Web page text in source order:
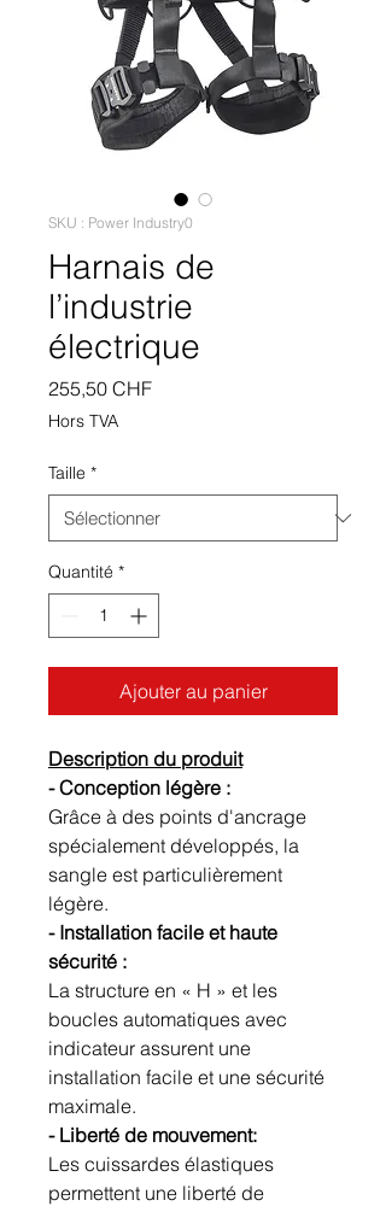
SKU : Power Industry0
Harnais de
l’industrie
électrique
255,50 CHFPrix
Hors TVA
Taille *
Quantité *
Ajouter au panier
Description du produit
- Conception légère :
Grâce à des points d'ancrage
spécialement développés, la
sangle est particulièrement
légère.
- Installation facile et haute
sécurité :
La structure en « H » et les
boucles automatiques avec
indicateur assurent une
installation facile et une sécurité
maximale.
- Liberté de mouvement:
Les cuissardes élastiques
permettent une liberté de